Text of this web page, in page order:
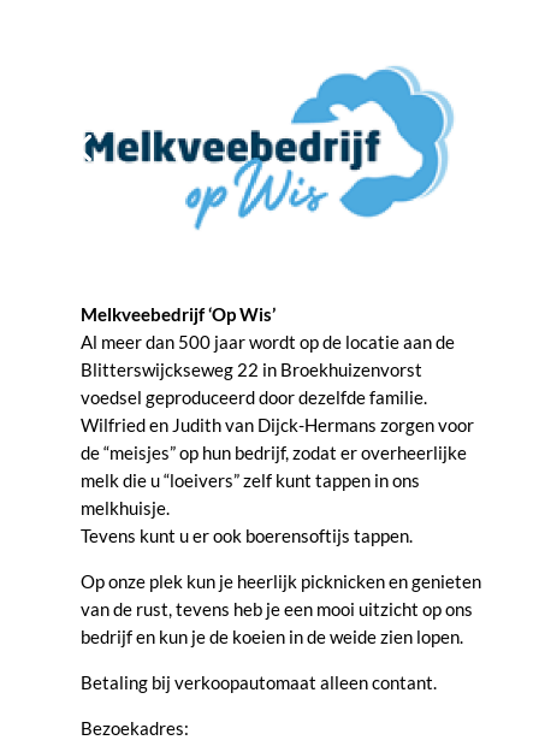
Melkveebedrijf ‘Op Wis’
Al meer dan 500 jaar wordt op de locatie aan de
Blitterswijckseweg 22 in Broekhuizenvorst
voedsel geproduceerd door dezelfde familie.
Wilfried en Judith van Dijck-Hermans zorgen voor
de “meisjes” op hun bedrijf, zodat er overheerlijke
melk die u “loeivers” zelf kunt tappen in ons
melkhuisje.
Tevens kunt u er ook boerensoftijs tappen.
Op onze plek kun je heerlijk picknicken en genieten
van de rust, tevens heb je een mooi uitzicht op ons
bedrijf en kun je de koeien in de weide zien lopen.
Betaling bij verkoopautomaat alleen contant.
Bezoekadres: